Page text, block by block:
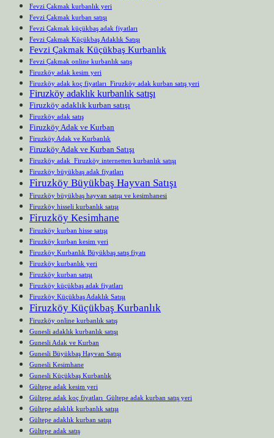
Fevzi Çakmak kurbanlık yeri
Fevzi Çakmak kurban satışı
Fevzi Çakmak küçükbaş adak fiyatları
Fevzi Çakmak Küçükbaş Adaklık Satışı
Fevzi Çakmak Küçükbaş Kurbanlık
Fevzi Çakmak online kurbanlık satış
Firuzköy adak kesim yeri
Firuzköy adak koç fiyatları Firuzköy adak kurban satış yeri
Firuzköy adaklık kurbanlık satışı
Firuzköy adaklık kurban satışı
Firuzköy adak satış
Firuzköy Adak ve Kurban
Firuzköy Adak ve Kurbanlık
Firuzköy Adak ve Kurban Satışı
Firuzköy adak Firuzköy internetten kurbanlık satışı
Firuzköy büyükbaş adak fiyatları
Firuzköy Büyükbaş Hayvan Satışı
Firuzköy büyükbaş hayvan satışı ve kesimhanesi
Firuzköy hisseli kurbanlık satışı
Firuzköy Kesimhane
Firuzköy kurban hisse satışı
Firuzköy kurban kesim yeri
Firuzköy Kurbanlık Büyükbaş satış fiyatı
Firuzköy kurbanlık yeri
Firuzköy kurban satışı
Firuzköy küçükbaş adak fiyatları
Firuzköy Küçükbaş Adaklık Satışı
Firuzköy Küçükbaş Kurbanlık
Firuzköy online kurbanlık satış
Gunesli adaklık kurbanlık satışı
Gunesli Adak ve Kurban
Gunesli Büyükbaş Hayvan Satışı
Gunesli Kesimhane
Gunesli Küçükbaş Kurbanlık
Gültepe adak kesim yeri
Gültepe adak koç fiyatları Gültepe adak kurban satış yeri
Gültepe adaklık kurbanlık satışı
Gültepe adaklık kurban satışı
Gültepe adak satış